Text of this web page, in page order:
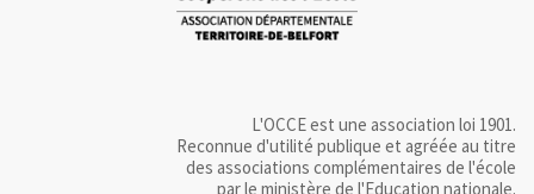
L'OCCE est une association loi 1901.
Reconnue d'utilité publique et agréée au titre
des associations complémentaires de l'école
par le ministère de l'Education nationale.